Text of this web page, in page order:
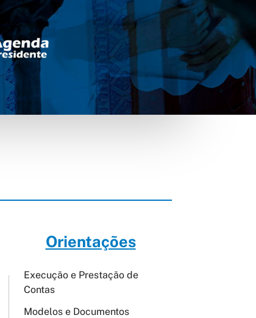
Orientações
Execução e Prestação de
Contas
Modelos e Documentos